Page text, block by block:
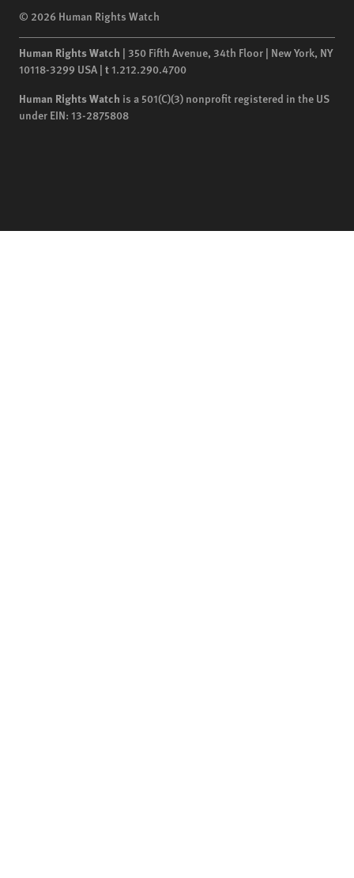
© 2026 Human Rights Watch
Human Rights Watch | 350 Fifth Avenue, 34th Floor | New York, NY
10118-3299 USA | t1.212.290.4700
Human Rights Watch is a 501(C)(3) nonprofit registered in the US
under EIN: 13-2875808